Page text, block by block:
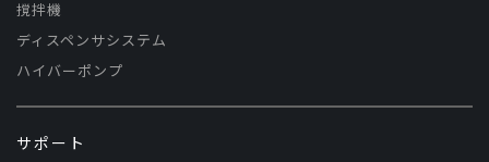
撹拌機
ディスペンサシステム
ハイバーポンプ
サポート